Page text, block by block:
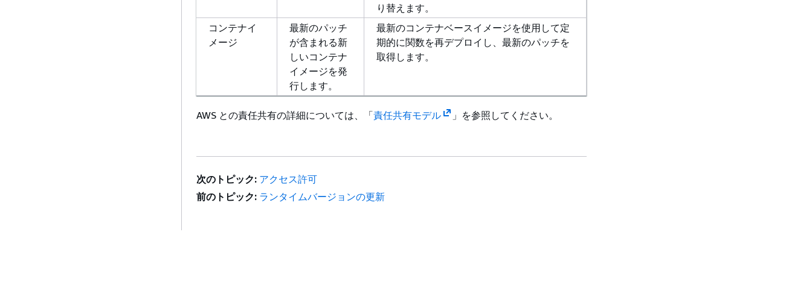
り替えます。
コンテナイ
メージ
最新のパッチ
が含まれる新
しいコンテナ
イメージを発
行します。
最新のコンテナベースイメージを使用して定
期的に関数を再デプロイし、最新のパッチを
取得します。
AWS との責任共有の詳細については、「責任共有モデル 」を参照してください。
次のトピック: アクセス許可
前のトピック: ランタイムバージョンの更新